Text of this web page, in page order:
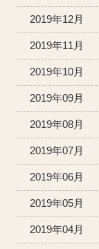
2019年12月
2019年11月
2019年10月
2019年09月
2019年08月
2019年07月
2019年06月
2019年05月
2019年04月